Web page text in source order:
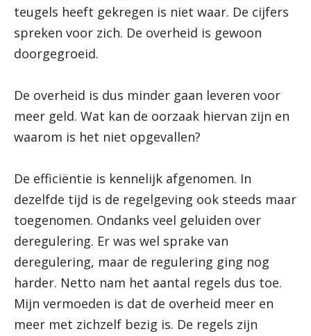
teugels heeft gekregen is niet waar. De cijfers
spreken voor zich. De overheid is gewoon
doorgegroeid.
De overheid is dus minder gaan leveren voor
meer geld. Wat kan de oorzaak hiervan zijn en
waarom is het niet opgevallen?
De efficiëntie is kennelijk afgenomen. In
dezelfde tijd is de regelgeving ook steeds maar
toegenomen. Ondanks veel geluiden over
deregulering. Er was wel sprake van
deregulering, maar de regulering ging nog
harder. Netto nam het aantal regels dus toe.
Mijn vermoeden is dat de overheid meer en
meer met zichzelf bezig is. De regels zijn